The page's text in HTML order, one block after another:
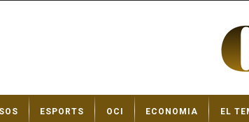
ESPORTS OCI ECONOMIA EL